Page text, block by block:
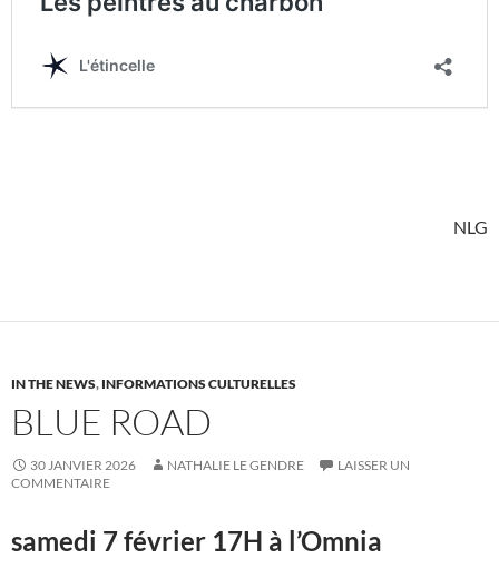
NLG
IN THE NEWS, INFORMATIONS CULTURELLES
BLUE ROAD
30 JANVIER 2026 NATHALIE LE GENDRE
LAISSER UN
COMMENTAIRE
samedi 7 février 17H à l’Omnia